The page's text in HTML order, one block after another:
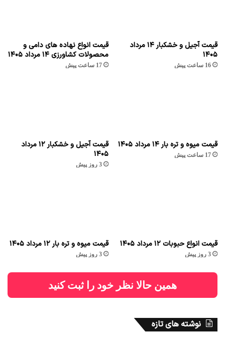
قیمت آجیل و خشکبار ۱۴ مرداد
۱۴۰۵
16 ساعت پیش
قیمت انواع نهاده های دامی و
محصولات کشاورزی ۱۴ مرداد ۱۴۰۵
17 ساعت پیش
قیمت میوه و تره بار ۱۴ مرداد ۱۴۰۵
17 ساعت پیش
قیمت آجیل و خشکبار ۱۲ مرداد
۱۴۰۵
3 روز پیش
قیمت انواع حبوبات ۱۲ مرداد ۱۴۰۵
3 روز پیش
قیمت میوه و تره بار ۱۲ مرداد ۱۴۰۵
3 روز پیش
همین حالا نظر خود را ثبت کنید
نوشته های تازه